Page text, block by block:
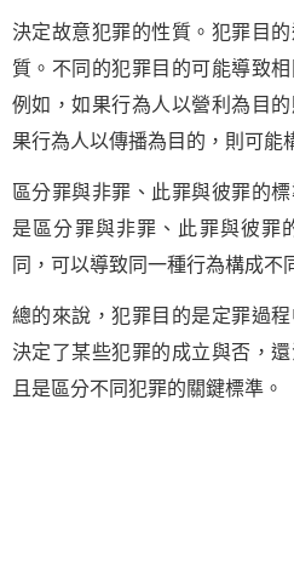
決定故意犯罪的性質。犯罪目
質。不同的犯罪目的可能導致
例如，如果行為人以營利為目
果行為人以傳播為目的，則可能
區分罪與非罪、此罪與彼罪的
是區分罪與非罪、此罪與彼罪
同，可以導致同一種行為構成不
總的來說，犯罪目的是定罪過
決定了某些犯罪的成立與否，
且是區分不同犯罪的關鍵標準。